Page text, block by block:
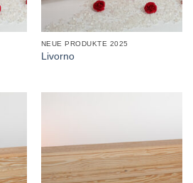
NEUE PRODUKTE 2025
Livorno